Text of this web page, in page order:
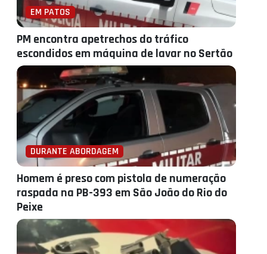
EM PATOS
PM encontra apetrechos do tráfico
escondidos em máquina de lavar no Sertão
DURANTE ABORDAGEM
Homem é preso com pistola de numeração
raspada na PB-393 em São João do Rio do
Peixe